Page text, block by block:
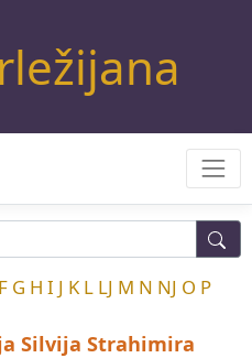
F G H I J K L LJ M N NJ O P
Silvija Strahimira